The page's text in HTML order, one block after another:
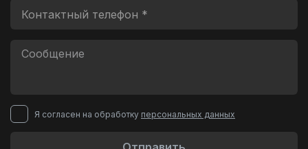
Я согласен на обработку персональных данных